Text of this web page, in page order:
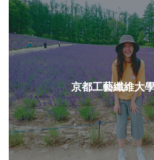
京都工藝纖維大